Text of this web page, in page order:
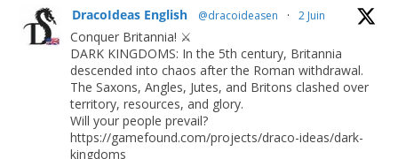
DracoIdeas English @dracoideasen · 2 Juin
Conquer Britannia! ⚔️
DARK KINGDOMS: In the 5th century, Britannia
descended into chaos after the Roman withdrawal.
The Saxons, Angles, Jutes, and Britons clashed over
territory, resources, and glory.
Will your people prevail?
https://gamefound.com/projects/draco-ideas/dark-
kingdoms